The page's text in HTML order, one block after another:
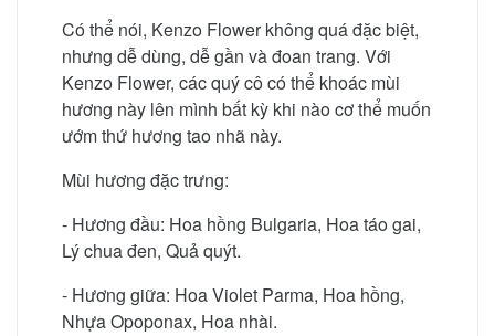
Có thể nói, Kenzo Flower không quá đặc biệt,
nhưng dễ dùng, dễ gần và đoan trang. Với
Kenzo Flower, các quý cô có thể khoác mùi
hương này lên mình bất kỳ khi nào cơ thể muốn
ướm thứ hương tao nhã này.
Mùi hương đặc trưng:
- Hương đầu: Hoa hồng Bulgaria, Hoa táo gai,
Lý chua đen, Quả quýt.
- Hương giữa: Hoa Violet Parma, Hoa hồng,
Nhựa Opoponax, Hoa nhài.